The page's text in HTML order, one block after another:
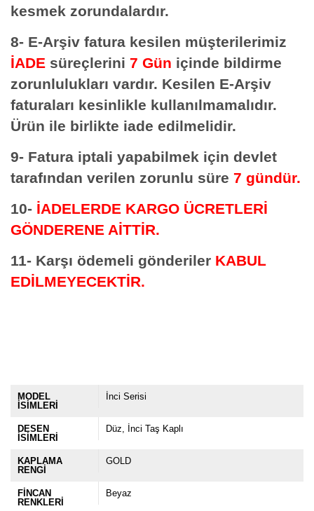
kesmek zorundalardır.
8- E-Arşiv fatura kesilen müşterilerimiz
İADE süreçlerini 7 Gün içinde bildirme
zorunlulukları vardır. Kesilen E-Arşiv
faturaları kesinlikle kullanılmamalıdır.
Ürün ile birlikte iade edilmelidir.
9- Fatura iptali yapabilmek için devlet
tarafından verilen zorunlu süre 7 gündür.
10- İADELERDE KARGO ÜCRETLERİ
GÖNDERENE AİTTİR.
11- Karşı ödemeli gönderiler KABUL
EDİLMEYECEKTİR.
MODEL
İSİMLERİ
İnci Serisi
DESEN
İSİMLERİ
Düz İnci Taş Kaplı
KAPLAMA
RENGİ
GOLD
FİNCAN
RENKLERİ
Beyaz